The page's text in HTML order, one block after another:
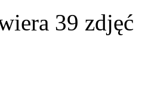
39 zdjęć